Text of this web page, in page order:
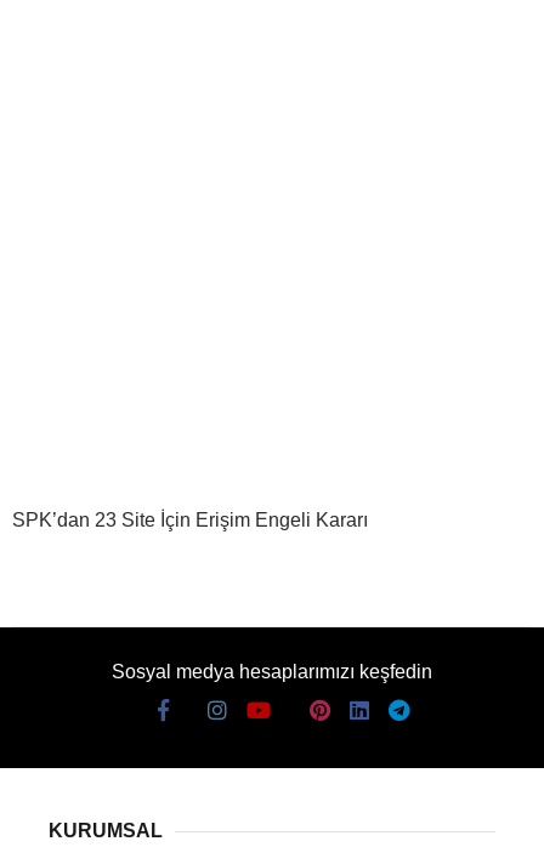
SPK’dan 23 Site İçin Erişim Engeli Kararı
Sosyal medya hesaplarımızı keşfedin
KURUMSAL